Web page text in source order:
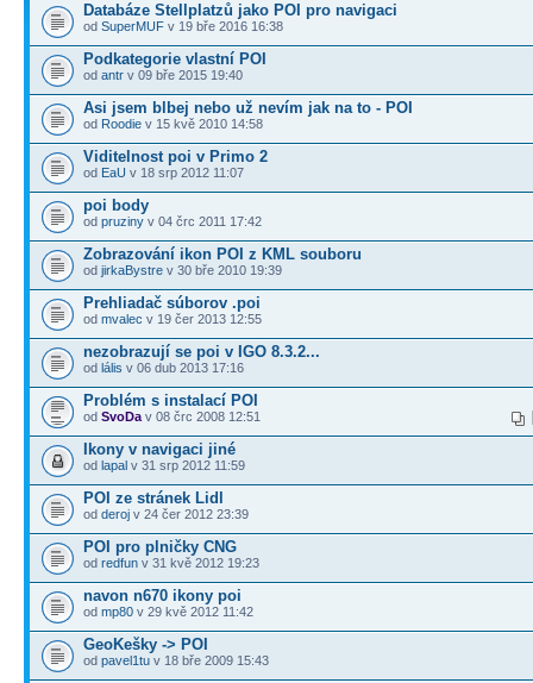
Databáze Stellplatzů jako POI pro navigaci
od SuperMUF v 19 bře 2016 16:38
Podkategorie vlastní POI
od antr v 09 bře 2015 19:40
Asi jsem blbej nebo už nevím jak na to - POI
od Roodie v 15 kvě 2010 14:58
Viditelnost poi v Primo 2
od EaU v 18 srp 2012 11:07
poi body
od pruziny v 04 črc 2011 17:42
Zobrazování ikon POI z KML souboru
od jirkaBystre v 30 bře 2010 19:39
Prehliadač súborov .poi
od mvalec v 19 čer 2013 12:55
nezobrazují se poi v IGO 8.3.2...
od lális v 06 dub 2013 17:16
Problém s instalací POI
od SvoDa v 08 črc 2008 12:51
Ikony v navigaci jiné
od lapal v 31 srp 2012 11:59
POI ze stránek Lidl
od deroj v 24 čer 2012 23:39
POI pro plničky CNG
od redfun v 31 kvě 2012 19:23
navon n670 ikony poi
od mp80 v 29 kvě 2012 11:42
GeoKešky -> POI
od pavel1tu v 18 bře 2009 15:43